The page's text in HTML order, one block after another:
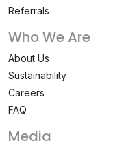
Referrals
Who We Are
About Us
Sustainability
Careers
FAQ
Media